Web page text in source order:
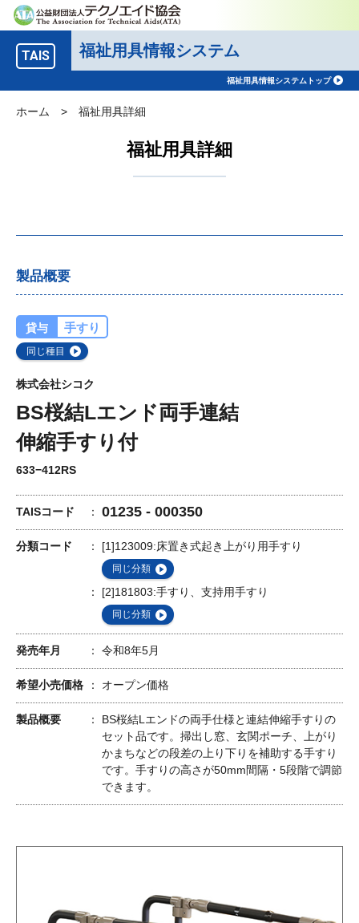
TAIS 福祉用具情報システム
福祉用具情報システムトップ
ホーム > 福祉用具詳細
福祉用具詳細
製品概要
貸与 手すり
同じ種目
株式会社シコク
BS桜結Lエンド両手連結
伸縮手すり付
633−412RS
TAISコード 01235 - 000350
分類コード [1]123009:床置き式起き上がり用手すり
同じ分類
[2]181803:手すり、支持用手すり
同じ分類
発売年月 令和8年5月
希望小売価格 オープン価格
製品概要
BS桜結Lエンドの両手仕様と連結伸縮手すりの
セット品です。掃出し窓、玄関ポーチ、上がり
かまちなどの段差の上り下りを補助する手すり
です。手すりの高さが50mm間隔・5段階で調節
できます。